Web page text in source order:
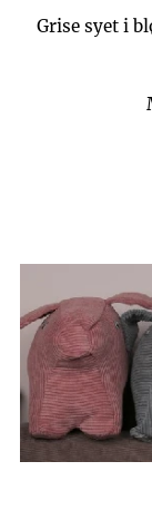
Grise syet i